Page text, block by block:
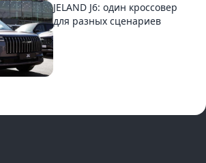
JELAND J6: один кроссовер
для разных сценариев